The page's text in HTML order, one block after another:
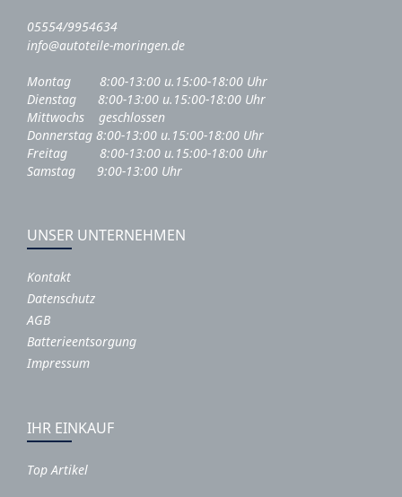
05554/9954634
info@autoteile-moringen.de
Montag 8:00-13:00 u.15:00-18:00 Uhr
Dienstag 8:00-13:00 u.15:00-18:00 Uhr
Mittwochs geschlossen
Donnerstag 8:00-13:00 u.15:00-18:00 Uhr
Freitag 8:00-13:00 u.15:00-18:00 Uhr
Samstag 9:00-13:00 Uhr
UNSER UNTERNEHMEN
Kontakt
Datenschutz
AGB
Batterieentsorgung
Impressum
IHR EINKAUF
Top Artikel